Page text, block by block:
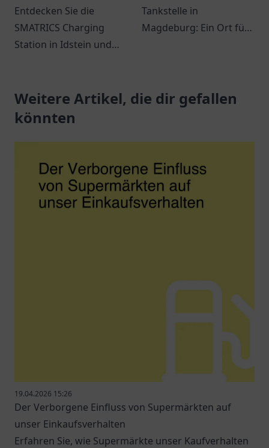
Entdecken Sie die
SMATRICS Charging
Station in Idstein und
Elektrofahrzeuge.
Tankstelle in
Magdeburg: Ein Ort für
Jerichower Str. 24.
Weitere Artikel, die dir gefallen
könnten
19.04.2026 15:26
Der Verborgene Einfluss von Supermärkten auf
unser Einkaufsverhalten
Erfahren Sie, wie Supermärkte unser Kaufverhalten